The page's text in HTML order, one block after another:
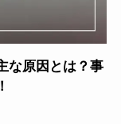
な原因とは？事